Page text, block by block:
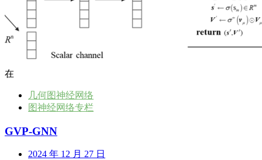
在
几何图神经网络
图神经网络专栏
GVP-GNN
2024 年 12 月 27 日